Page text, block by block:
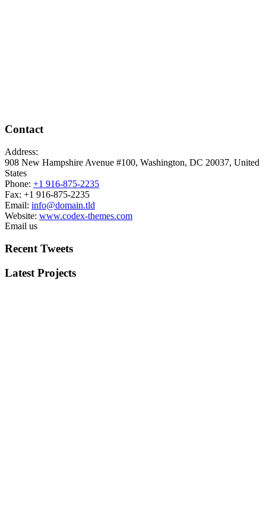
Contact
Address:
908 New Hampshire Avenue #100, Washington, DC 20037, United
States
Phone: +1 916-875-2235
Fax: +1 916-875-2235
Email: info@domain.tld
Website: www.codex-themes.com
Email us
Recent Tweets
Latest Projects